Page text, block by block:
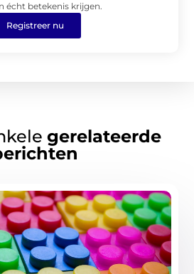
écht betekenis krijgen.
Registreer nu
gerelateerde